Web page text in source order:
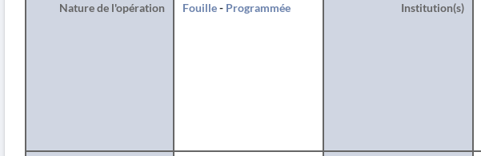
Nature de l'opération Fouille- Programmée Institution(s)